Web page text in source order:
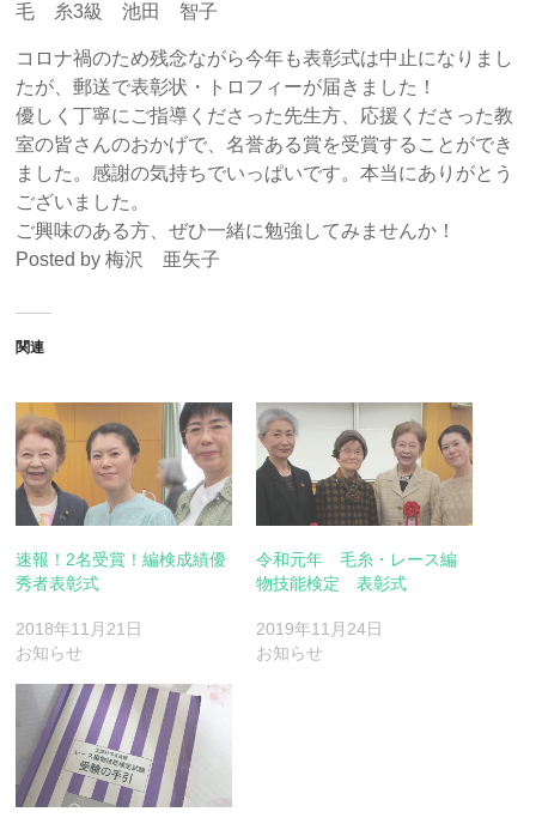
毛 糸3級 池田 智子
コロナ禍のため残念ながら今年も表彰式は中止になりまし
たが、郵送で表彰状・トロフィーが届きました！
優しく丁寧にご指導くださった先生方、応援くださった教
室の皆さんのおかげで、名誉ある賞を受賞することができ
ました。感謝の気持ちでいっぱいです。本当にありがとう
ございました。
ご興味のある方、ぜひ一緒に勉強してみませんか！
Posted by 梅沢 亜矢子
関連
速報！2名受賞！編検成績優
秀者表彰式
2018年11月21日
お知らせ
令和元年 毛糸・レース編
物技能検定 表彰式
2019年11月24日
お知らせ